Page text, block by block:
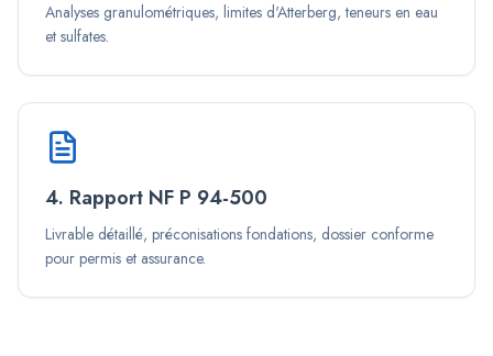
Analyses granulométriques, limites d'Atterberg, teneurs en eau
et sulfates.
4. Rapport NF P 94-500
Livrable détaillé, préconisations fondations, dossier conforme
pour permis et assurance.